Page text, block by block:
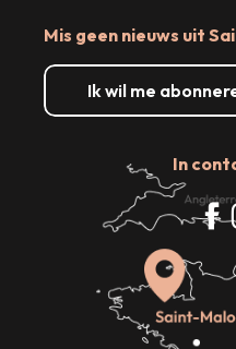
Mis geen nieuws uit
Ik wil me
In